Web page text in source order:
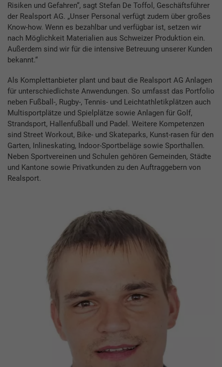
Risiken und Gefahren“, sagt Stefan De Toffol, Geschäftsführer
der Realsport AG. „Unser Personal verfügt zudem über großes
Know-how. Wenn es bezahlbar und verfügbar ist, setzen wir
nach Möglichkeit Materialien aus Schweizer Produktion ein.
Außerdem sind wir für die intensive Betreuung unserer Kunden
bekannt.“
Als Komplettanbieter plant und baut die Realsport AG Anlagen
für unterschiedlichste Anwendungen. So umfasst das Portfolio
neben Fußball-, Rugby-, Tennis- und Leichtathletikplätzen auch
Multisportplätze und Spielplätze sowie Anlagen für Golf,
Strandsport, Hallenfußball und Padel. Weitere Kompetenzen
sind Street Workout, Bike- und Skateparks, Kunst-rasen für den
Garten, Inlineskating, Indoor-Sportbeläge sowie Sporthallen.
Neben Sportvereinen und Schulen gehören Gemeinden, Städte
und Kantone sowie Privatkunden zu den Auftraggebern von
Realsport.